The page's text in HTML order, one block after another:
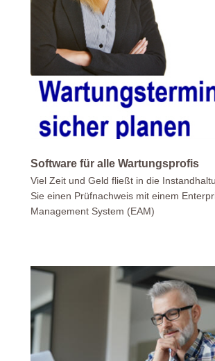
Software für alle Wartungsprofis
Viel Zeit und Geld fließt in die
Sie einen Prüfnachweis mit einem
Management System (EAM)